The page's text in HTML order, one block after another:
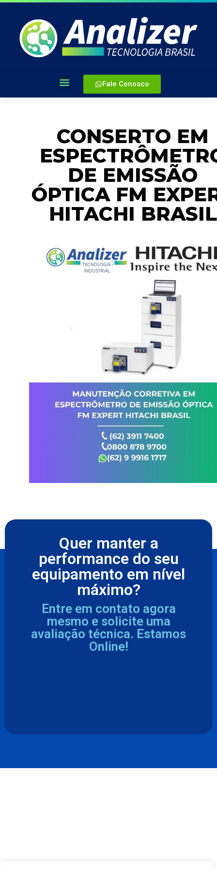
Fale Conosco
CONSERTO EM
DE EMISSÃO
ÓPTICA FM
HITACHI BRASIL
Quer manter a
performance do seu
equipamento em nível
máximo?
Entre em contato agora
mesmo e solicite uma
avaliação técnica. Estamos
Online!